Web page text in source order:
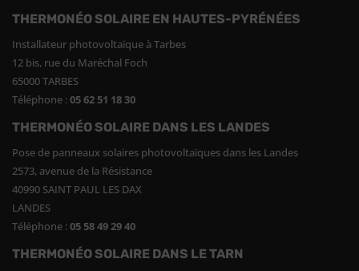
THERMONÉO SOLAIRE EN HAUTES-PYRÉNÉES
Installateur photovoltaïque à Tarbes
12 bis, rue du Maréchal Foch
65000 TARBES
Téléphone :05 62 51 18 30
THERMONÉO SOLAIRE DANS LES LANDES
Pose de panneaux solaires photovoltaïques dans les Landes
2573, avenue de la Résistance
40990 SAINT PAUL LES DAX
LANDES
Téléphone :05 58 49 29 40
THERMONÉO SOLAIRE DANS LE TARN